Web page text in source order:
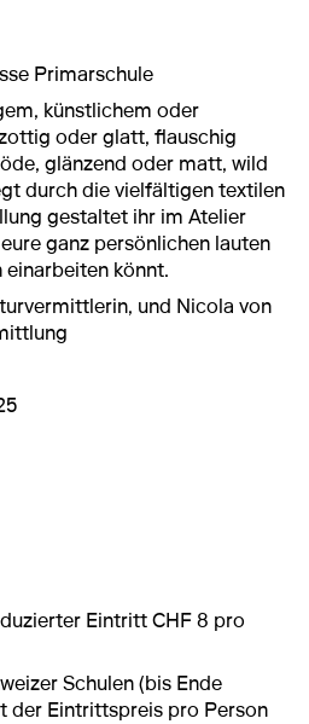
Primarschule
künstlichem oder
oder glatt, flauschig
glänzend oder matt, wild
durch die vielfältigen textilen
gestaltet ihr im Atelier
ganz persönlichen lauten
könnt.
und Nicola von
Link
Eintritt CHF 8 pro
Schulen (bis Ende
der Eintrittspreis pro Person